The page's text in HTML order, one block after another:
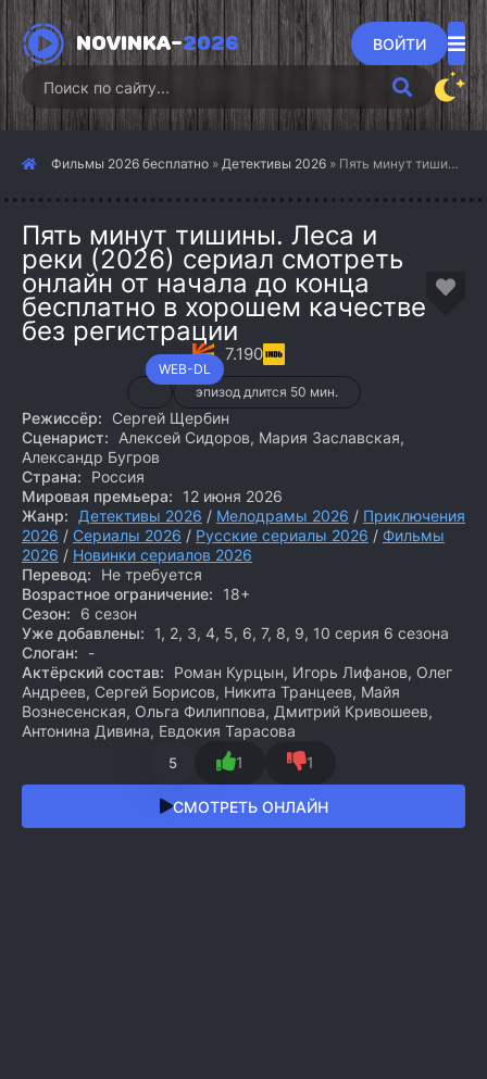
NOVINKA-2026 ВОЙТИ
Фильмы 2026 бесплатно » Детективы 2026 » Пять минут тишины. Леса и реки (2026)
Пять минут тишины. Леса и
реки (2026) сериал смотреть
онлайн от начала до конца
бесплатно в хорошем качестве
без регистрации
WEB-DL
7.190
эпизод длится 50 мин.
Режиссёр:
Сергей Щербин
Сценарист:
Алексей Сидоров, Мария Заславская,
Александр Бугров
Страна:
Россия
Мировая премьера:
12 июня 2026
Жанр:
Детективы 2026 / Мелодрамы 2026 / Приключения
2026 / Сериалы 2026 / Русские сериалы 2026 / Фильмы
2026 / Новинки сериалов 2026
Перевод:
Не требуется
Возрастное ограничение:
18+
Сезон:
6 сезон
Уже добавлены:
1, 2, 3, 4, 5, 6, 7, 8, 9, 10 серия 6 сезона
Слоган:
-
Актёрский состав:
Роман Курцын, Игорь Лифанов, Олег
Андреев, Сергей Борисов, Никита Транцеев, Майя
Вознесенская, Ольга Филиппова, Дмитрий Кривошеев,
Антонина Дивина, Евдокия Тарасова
5 1 1
СМОТРЕТЬ ОНЛАЙН